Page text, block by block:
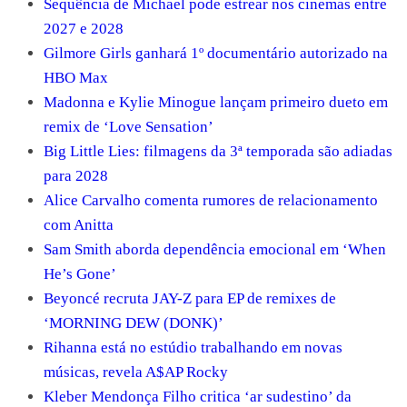
Sequência de Michael pode estrear nos cinemas entre
2027 e 2028
Gilmore Girls ganhará 1º documentário autorizado na
HBO Max
Madonna e Kylie Minogue lançam primeiro dueto em
remix de ‘Love Sensation’
Big Little Lies: filmagens da 3ª temporada são adiadas
para 2028
Alice Carvalho comenta rumores de relacionamento
com Anitta
Sam Smith aborda dependência emocional em ‘When
He’s Gone’
Beyoncé recruta JAY-Z para EP de remixes de
‘MORNING DEW (DONK)’
Rihanna está no estúdio trabalhando em novas
músicas, revela A$AP Rocky
Kleber Mendonça Filho critica ‘ar sudestino’ da